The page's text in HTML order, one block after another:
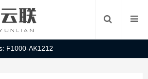
F1000-AK1212